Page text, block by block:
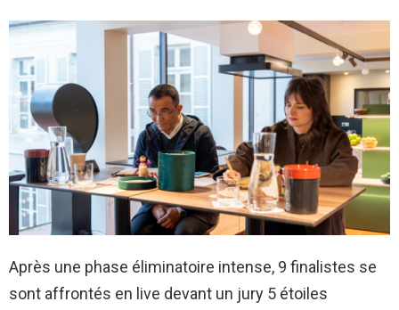
Après une phase éliminatoire intense, 9 finalistes se
sont affrontés en live devant un jury 5 étoiles